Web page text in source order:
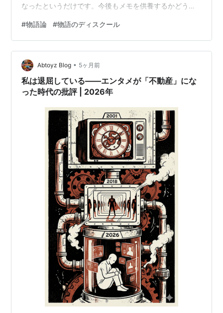
なったというだけです。今後もメモを供養するかどうか
#物語論 #物語のディスクール
Abtoyz Blog • 5ヶ月前
私は退屈している——エンタメが「不動産」にな
った時代の批評 | 2026年